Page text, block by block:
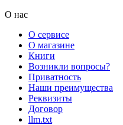
О нас
О сервисе
О магазине
Книги
Возникли вопросы?
Приватность
Наши преимущества
Реквизиты
Договор
llm.txt